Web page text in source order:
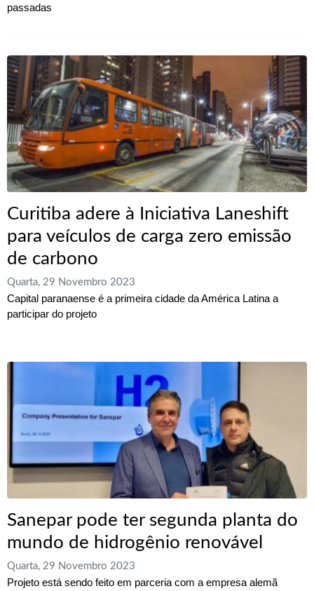
passadas
Curitiba adere à Iniciativa Laneshift
para veículos de carga zero emissão
de carbono
Quarta, 29 Novembro 2023
Capital paranaense é a primeira cidade da América Latina a
participar do projeto
Sanepar pode ter segunda planta do
mundo de hidrogênio renovável
Quarta, 29 Novembro 2023
Projeto está sendo feito em parceria com a empresa alemã